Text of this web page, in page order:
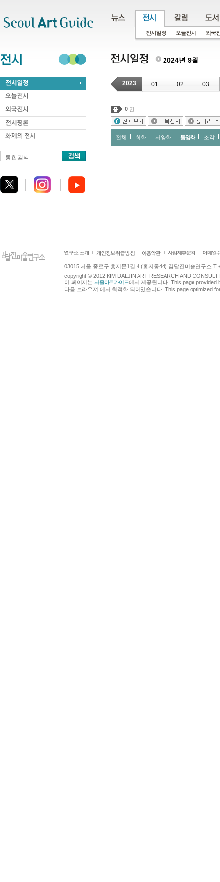
통합검색
2024년 9월
2023 01 02 03
0 건
전체 회화 서양화 동양화 조각
03015 서울 종로구 홍지문1길 4 (홍지동44) 김달진미술연구소 T
copyright © 2012 KIM DALJIN ART RESEARCH AND
이 페이지는 서울아트가이드에서 제공됩니다. This page provided
다음 브라우져 에서 최적화 되어있습니다. This page optimized